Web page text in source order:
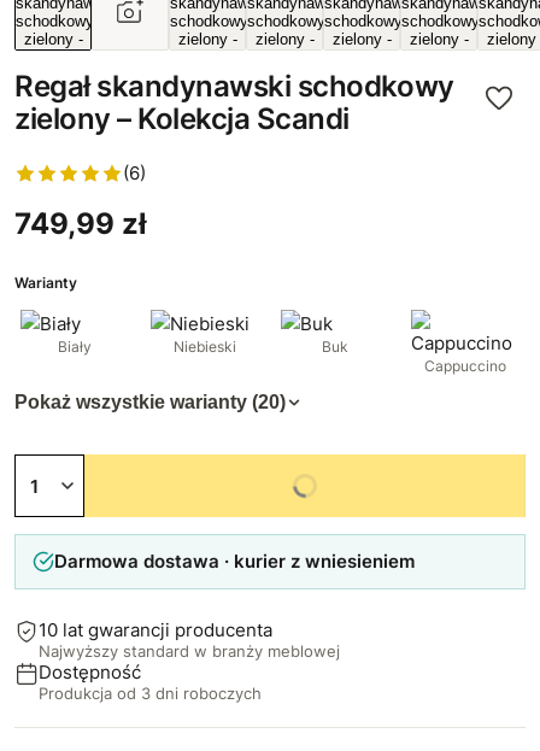
Regał skandynawski schodkowy
zielony – Kolekcja Scandi
(6)
749,99 zł
Warianty
Biały Niebieski
Buk
Cappuccino
Pokaż wszystkie warianty (20)
Niedostępny
Darmowa dostawa · kurier z wniesieniem
10 lat gwarancji producenta
Najwyższy standard w branży meblowej
Dostępność
Produkcja od 3 dni roboczych